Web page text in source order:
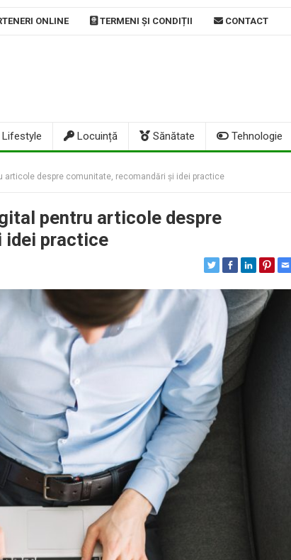
ONLINE TERMENI ȘI CONDIȚII CONTACT
Lifestyle Locuință Sănătate Tehnologie
articole despre comunitate, recomandări și idei practice
pentru articole despre
idei practice